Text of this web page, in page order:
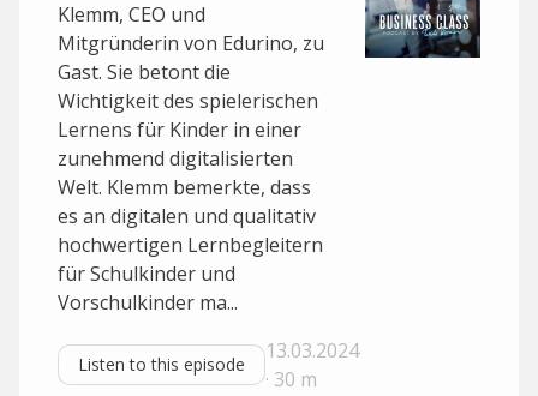
Klemm, CEO und
Mitgründerin von Edurino, zu
Gast. Sie betont die
Wichtigkeit des spielerischen
Lernens für Kinder in einer
zunehmend digitalisierten
Welt. Klemm bemerkte, dass
es an digitalen und qualitativ
hochwertigen Lernbegleitern
für Schulkinder und
Vorschulkinder ma...
Listen to this episode
13.03.2024
· 30 m